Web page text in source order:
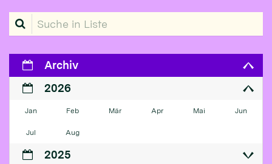
Suche in Liste
Archiv
2026
Jan Feb Mär Apr Mai Jun
Jul Aug
2025